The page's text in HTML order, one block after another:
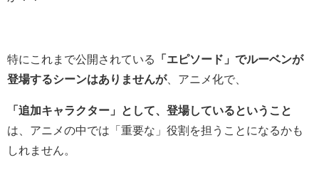
特にこれまで公開されている
「エピソード」でルーベンが
登場するシーンはありませんが、アニメ化で、
「追加キャラクター」として、登場しているということ
は、アニメの中では「重要な」役割を担うことになるかも
しれません。